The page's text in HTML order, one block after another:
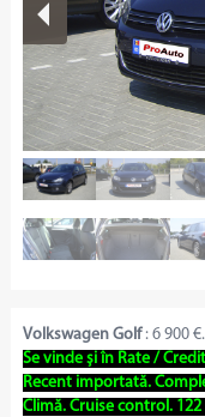
Volkswagen Golf: 6 900 €.
Se vinde și în Rate /
Recent importată.
Climă. Cruise control.